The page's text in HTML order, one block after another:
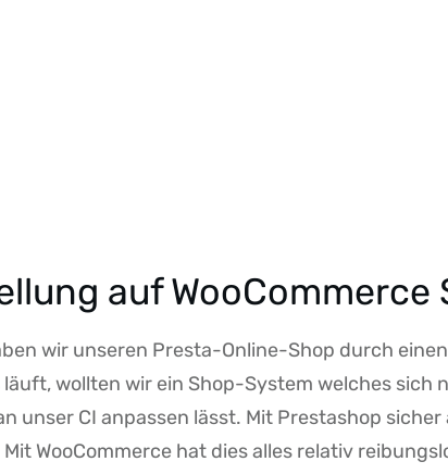
auf WooCommerce
wir unseren Presta-Online-Shop durch
läuft, wollten wir ein Shop-System welches
unser CI anpassen lässt. Mit Prestashop
WooCommerce hat dies alles relativ